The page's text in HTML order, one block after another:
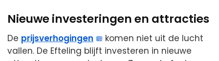
Nieuwe investeringen en attracties
De prijsverhogingen
komen niet uit de lucht
vallen. De Efteling blijft investeren in nieuwe